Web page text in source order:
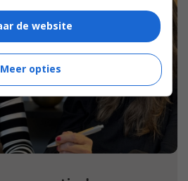
de website
Meer opties